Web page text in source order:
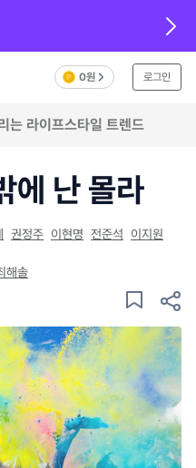
0원 로그인
라이프스타일 트렌드
에 난 몰라
권정주 이현명 전준석
이지원
해솔